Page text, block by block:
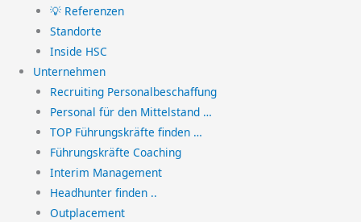
💡 Referenzen
Standorte
Inside HSC
Unternehmen
Recruiting Personalbeschaffung
Personal für den Mittelstand …
TOP Führungskräfte finden …
Führungskräfte Coaching
Interim Management
Headhunter finden ..
Outplacement